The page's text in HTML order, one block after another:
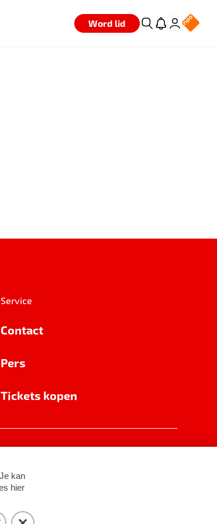
Word lid
Service
Contact
Pers
Tickets kopen